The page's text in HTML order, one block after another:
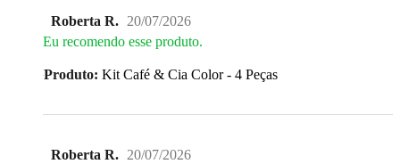
Roberta R. 20/07/2026
Eu recomendo esse produto.
Produto: Kit Café & Cia Color - 4 Peças
Roberta R. 20/07/2026